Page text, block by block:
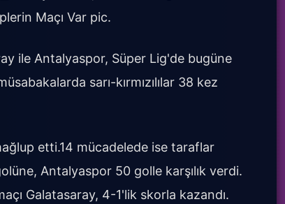
Maçı Var pic.
ile Antalyaspor, Süper Lig'de bugüne
sarı-kırmızılılar 38 kez
etti.14 mücadelede ise taraflar
Antalyaspor 50 golle karşılık verdi.
Galatasaray, 4-1'lik skorla kazandı.